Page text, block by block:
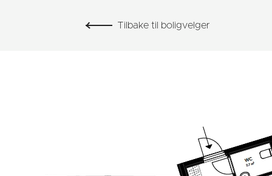
Tilbake til boligvelger